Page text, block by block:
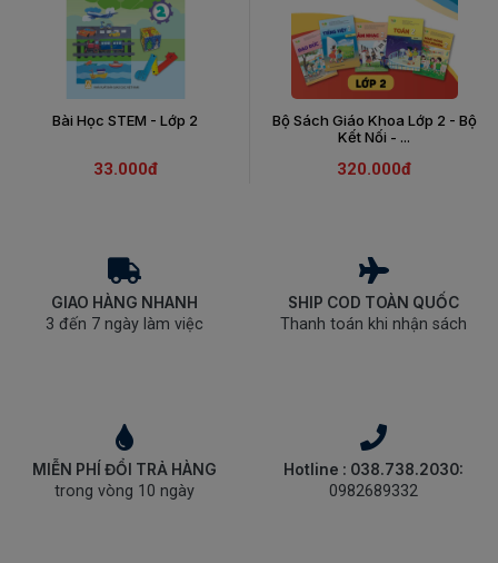
Bài Học STEM - Lớp 2
33.000đ
Bộ Sách Giáo Khoa Lớp 2 - Bộ
Kết Nối - ...
320.000đ
GIAO HÀNG NHANH
3 đến 7 ngày làm việc
SHIP COD TOÀN QUỐC
Thanh toán khi nhận sách
MIỄN PHÍ ĐỔI TRẢ HÀNG
trong vòng 10 ngày
Hotline : 038.738.2030:
0982689332